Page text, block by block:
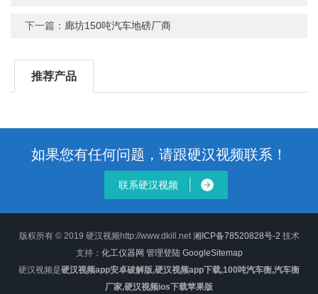
下一篇： 廊坊150吨汽车地磅厂商
推荐产品
如果您有任何问题，请跟硬汉视频联系！
联系硬汉视频
版权所有 © 2019 硬汉视频http://www.dkill.net 湘ICP备78520828号-2 技术
支持： 化工仪器网 管理登陆 GoogleSitemap
硬汉视频是硬汉视频app安卓破解版,硬汉视频app下载,100吨汽车衡,汽车衡
厂家,硬汉视频ios下载苹果版